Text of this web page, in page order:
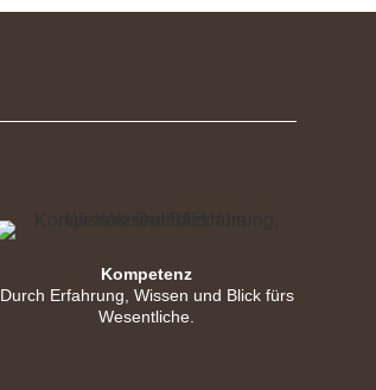
Kompetenz
Durch Erfahrung, Wissen und Blick fürs
Wesentliche.